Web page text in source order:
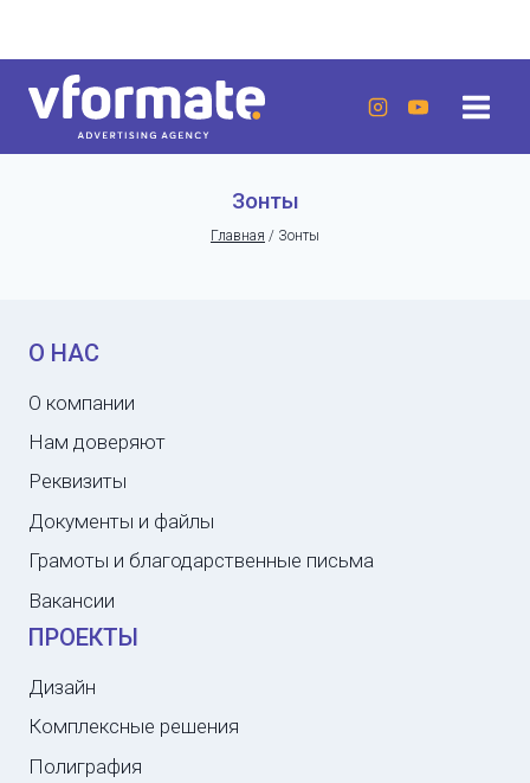
содержанию
Зонты
Главная / Зонты
О НАС
О компании
Нам доверяют
Реквизиты
Документы и файлы
Грамоты и благодарственные письма
Вакансии
ПРОЕКТЫ
Дизайн
Комплексные решения
Полиграфия